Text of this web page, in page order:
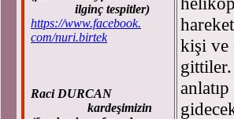
ilginç tespitler)
https://www.facebook.
com/nuri.birtek
Raci DURCAN
kardeşimizin
kişi ve
gittiler.